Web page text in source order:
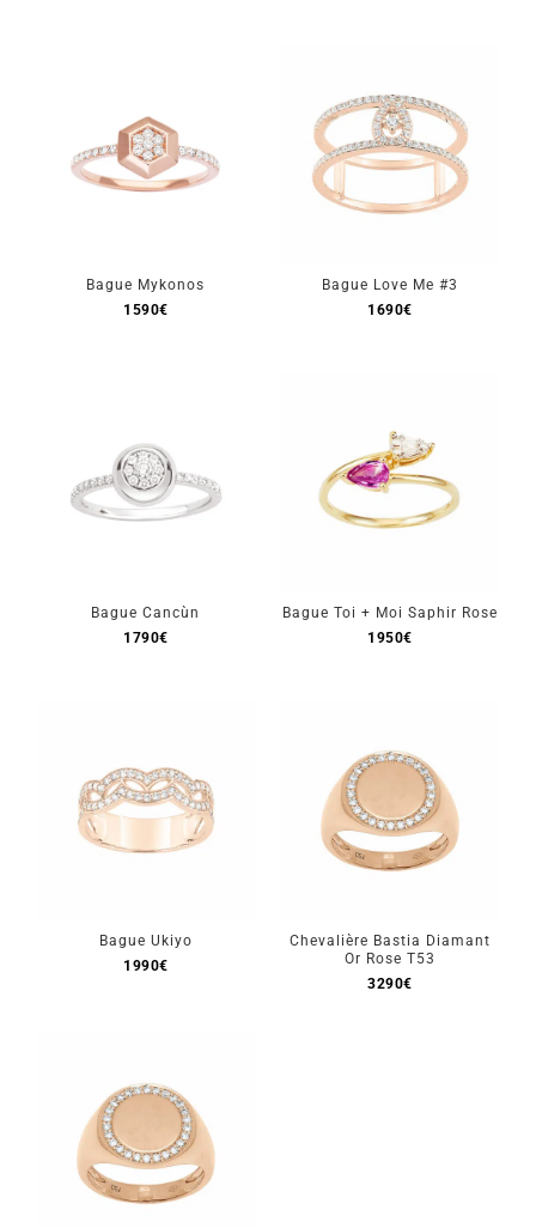
Bague Mykonos
1590€
Bague Love Me #3
1690€
Bague Cancùn
1790€
Bague Toi + Moi Saphir Rose
1950€
Bague Ukiyo
1990€
Chevalière Bastia Diamant
Or Rose T53
3290€